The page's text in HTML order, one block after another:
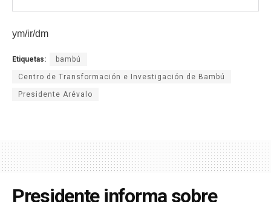
ym/ir/dm
Etiquetas: bambú
Centro de Transformación e Investigación de Bambú
Presidente Arévalo
Presidente informa sobre